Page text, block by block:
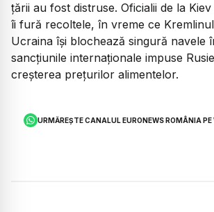
țării au fost distruse. Oficialii de la
îi fură recoltele, în vreme ce
Ucraina își blochează singură navele
sancțiunile internaționale impuse
creșterea prețurilor alimentelor.
URMĂREȘTE CANALUL EURONEWS ROMÂNIA